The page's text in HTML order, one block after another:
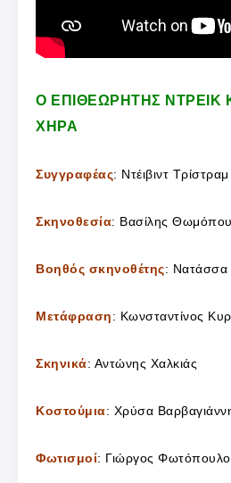
Ο ΕΠΙΘΕΩΡΗΤΗΣ ΝΤΡΕΙΚ
ΧΗΡΑ
Συγγραφέας: Ντέιβιντ Τρίστραμ
Σκηνοθεσία: Βασίλης
Βοηθός σκηνοθέτης: Νατάσσα
Μετάφραση: Κωνσταντίνος
Σκηνικά: Αντώνης Χαλκιάς
Κοστούμια: Χρύσα
Φωτισμοί: Γιώργος